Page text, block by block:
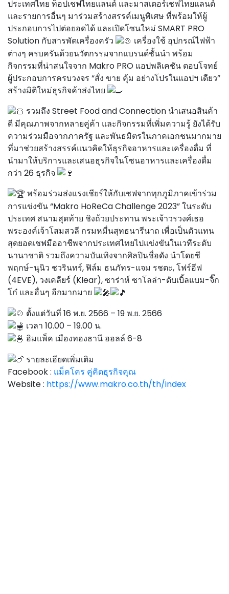
ประเทศไทย ท็อปเชฟไทยแลนด์ และมาสเตอร์เชฟไทยแลนด์
และรายการอื่นๆ มาร่วมสร้างสรรค์เมนูพิเศษ ที่พร้อมให้ผู้
ประกอบการไปต่อยอดได้ และเปิดโซนใหม่ SMART PRO
Solution กับสารพัดเครื่องครัว
เครื่องใช้ อุปกรณ์ไฟฟ้า
ต่างๆ ครบครันด้วยนวัตกรรมจากแบรนด์ชั้นนำ พร้อม
กิจกรรมที่น่าสนใจจาก Makro PRO แอปพลิเคชัน ตอบโจทย์
ผู้ประกอบการครบวงจร “สั่ง ขาย คุ้ม อย่างโปรในแอปฯ เดียว”
สร้างมิติใหม่ธุรกิจค้าส่งไทย
รวมถึง Street Food and Connection นำเสนอสินค้า
ดี มีคุณภาพจากหลายคู่ค้า และกิจกรรมที่เพิ่มความรู้ ยังได้รับ
ความร่วมมือจากภาครัฐ และพันธมิตรในภาคเอกชนมากมาย
ที่มาช่วยสร้างสรรค์แนวคิดให้ธุรกิจอาหารและเครื่องดื่ม ที่
นำมาให้บริการและเสนอธุรกิจในโซนอาหารและเครื่องดื่ม
กว่า 26 ธุรกิจ
พร้อมร่วมส่งแรงเชียร์ให้กับเชฟจากทุกภูมิภาคเข้าร่วม
การแข่งขัน “Makro HoReCa Challenge 2023” ในระดับ
ประเทศ สนามสุดท้าย ชิงถ้วยประทาน พระเจ้าวรวงศ์เธอ
พระองค์เจ้าโสมสวลี กรมหมื่นสุทธนารีนาถ เพื่อเป็นตัวแทน
สุดยอดเชฟมืออาชีพจากประเทศไทยไปแข่งขันในเวทีระดับ
นานาชาติ รวมถึงความบันเทิงจากศิลปินชื่อดัง นำโดยซี
พฤกษ์-นุนิว ชวรินทร์, ฟิล์ม ธนภัทร-แจม รชตะ, โฟร์อีฟ
(4EVE), วงเคลียร์ (Klear), ซาร่าห์ ซาโลล่า-ดับเบิ้ลแบม-จิ๊ก
โก๋ และอื่นๆ อีกมากมาย
ตั้งแต่วันที่ 16 พ.ย. 2566 – 19 พ.ย. 2566
เวลา 10.00 – 19.00 น.
อิมแพ็ค เมืองทองธานี ฮอลล์ 6-8
รายละเอียดเพิ่มเติม
Facebook : แม็คโคร คู่คิดธุรกิจคุณ
Website : https://www.makro.co.th/th/index